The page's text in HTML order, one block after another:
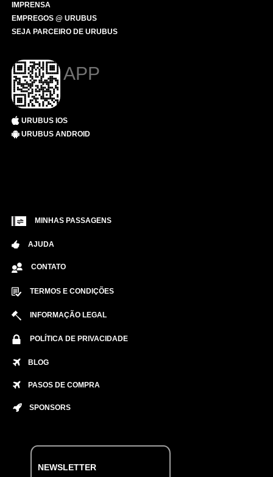
IMPRENSA
EMPREGOS @ URUBUS
SEJA PARCEIRO DE URUBUS
APP
URUBUS IOS
URUBUS ANDROID
MINHAS PASSAGENS
AJUDA
CONTATO
TERMOS E CONDIÇÕES
INFORMAÇÃO LEGAL
POLÍTICA DE PRIVACIDADE
BLOG
PASOS DE COMPRA
SPONSORS
NEWSLETTER